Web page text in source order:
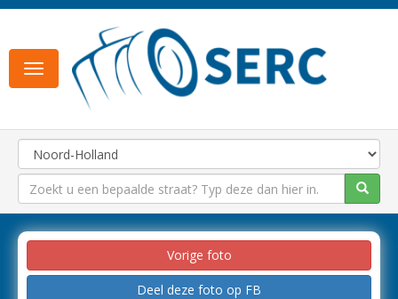
Toggle
navigation
Vorige foto
Deel deze foto op FB